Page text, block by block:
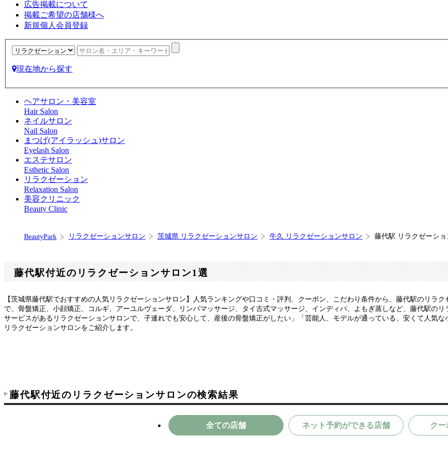
広告掲載について
掲載ご希望の店舗様へ
新規個人会員登録
現在地から探す
ヘアサロン・美容室
Hair Salon
ネイルサロン
Nail Salon
まつげ(アイラッシュ)サロン
Eyelash Salon
エステサロン
Esthetic Salon
リラクゼーション
Relaxation Salon
美容クリニック
Beauty Clinic
BeautyPark リラクゼーションサロン 茨城県 リラクゼーションサロン 牛久 リラクゼーションサロン 藤代駅 リラクゼーシ
藤代駅付近のリラクゼーションサロン1選
【茨城県藤代駅でおすすめの人気リラクゼーションサロン】人気ランキングや口コミ・評判、クーポン、こだわり条件から、藤代駅のリラ
で、骨盤矯正、小顔矯正、コルギ、アーユルヴェーダ、リンパマッサージ、タイ古式マッサージ、インディバ、よもぎ蒸しなど、藤代駅の
サービスがあるリラクゼーションサロンで、子連れでも安心して、産後の骨盤矯正がしたい」「芸能人、モデルが通っている、安くて人気
リラクゼーションサロンをご紹介します。
藤代駅付近のリラクゼーションサロンの検索結果
全ての店舗 ネット予約ができる店舗 クー